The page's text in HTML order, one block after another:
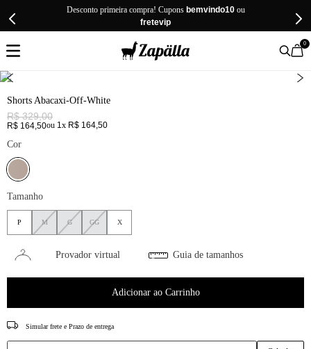
Desconto primeira compra! Cupons bemvindo10ou
fretevip
0
Shorts Abacaxi-Off-White
R$ 329,00
R$ 164,50ou 1x R$ 164,50
Cor
Tamanho
P M G GG X
Provador virtual Guia de tamanhos
Adicionar ao Carrinho
CEP